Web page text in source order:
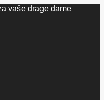
vaše drage dame